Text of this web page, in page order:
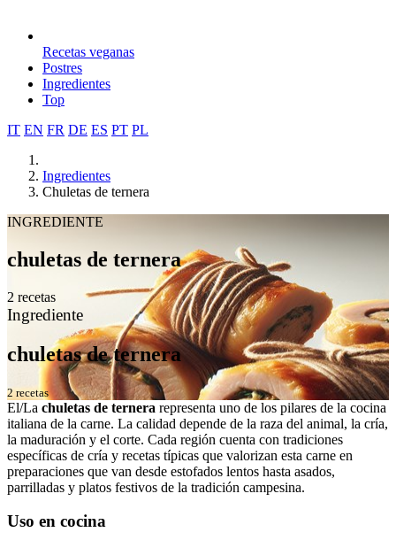
Recetas veganas
Postres
Ingredientes
Top
IT EN FR DE ES PT PL
Ingredientes
Chuletas de ternera
INGREDIENTE
chuletas de ternera
2 recetas
Ingrediente
chuletas de ternera
2 recetas
El/La chuletas de ternera representa uno de los pilares de la cocina
italiana de la carne. La calidad depende de la raza del animal, la cría,
la maduración y el corte. Cada región cuenta con tradiciones
específicas de cría y recetas típicas que valorizan esta carne en
preparaciones que van desde estofados lentos hasta asados,
parrilladas y platos festivos de la tradición campesina.
Uso en cocina